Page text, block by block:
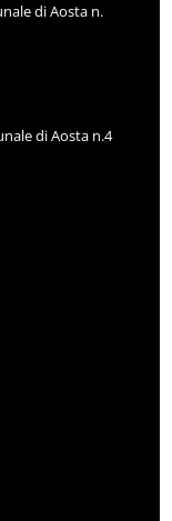
di Aosta n.
di Aosta n.4